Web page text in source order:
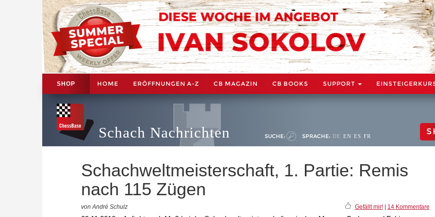
SHOP HOME ERÖFFNUNGEN A-Z CB MAGAZIN CB BOOKS SUPPORT
Schach Nachrichten SUCHE: SPRACHE: DE EN ES FR
Schachweltmeisterschaft, 1. Partie: Remis
nach 115 Zügen
von André Schulz Gefällt mir!| 14 Kommentare